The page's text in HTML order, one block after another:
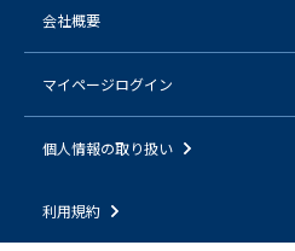
会社概要
マイページログイン
個人情報の取り扱い
利用規約